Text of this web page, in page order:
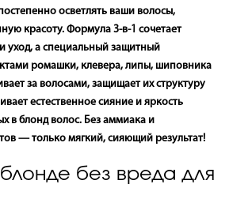
осветлять ваши волосы,
красоту. Формула 3-в-1 сочетает
уход, а специальный защитный
ромашки, клевера, липы, шиповника
за волосами, защищает их структуру
естественное сияние и яркость
в блонд волос. Без аммиака и
— только мягкий, сияющий результат!
без вреда для